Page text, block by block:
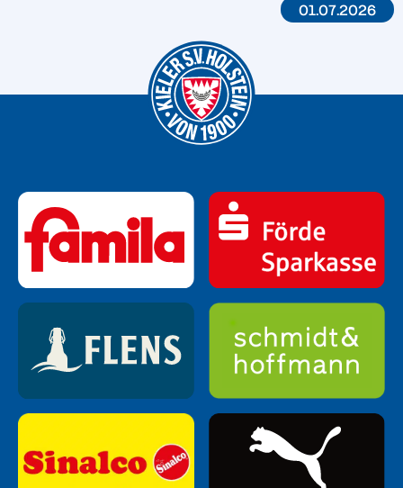
01.07.2026